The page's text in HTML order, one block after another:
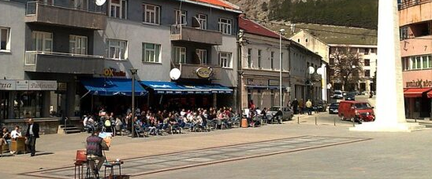
(video)
KULTURA
[ 07.08.2026 ]
Srpski povjesničar o Oluji: Hrvati imaju što slaviti, dobili su ono što im povijesno
pripada